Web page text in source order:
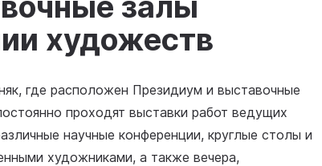
художеств
где расположен Президиум и выставочные
проходят выставки работ ведущих
научные конференции, круглые столы и
художниками, а также вечера,